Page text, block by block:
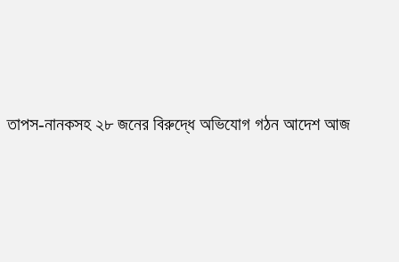
তাপস-নানকসহ ২৮ জনের বিরুদ্ধে অভিযোগ গঠন আদেশ আজ